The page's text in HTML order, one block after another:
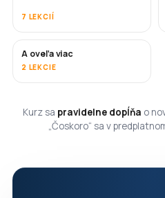
7 LEKCIÍ
ČOSKORO
A oveľa viac
2 LEKCIE
Kurz sa pravidelne dopĺňa o
„Čoskoro“ sa v